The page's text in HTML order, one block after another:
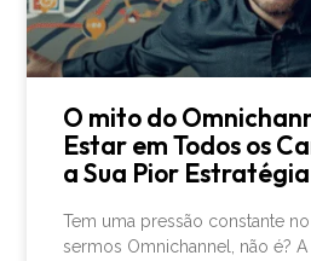
O mito do
Estar em Todos os
a Sua Pior Estratégia
Tem uma pressão constante
sermos Omnichannel, não é?